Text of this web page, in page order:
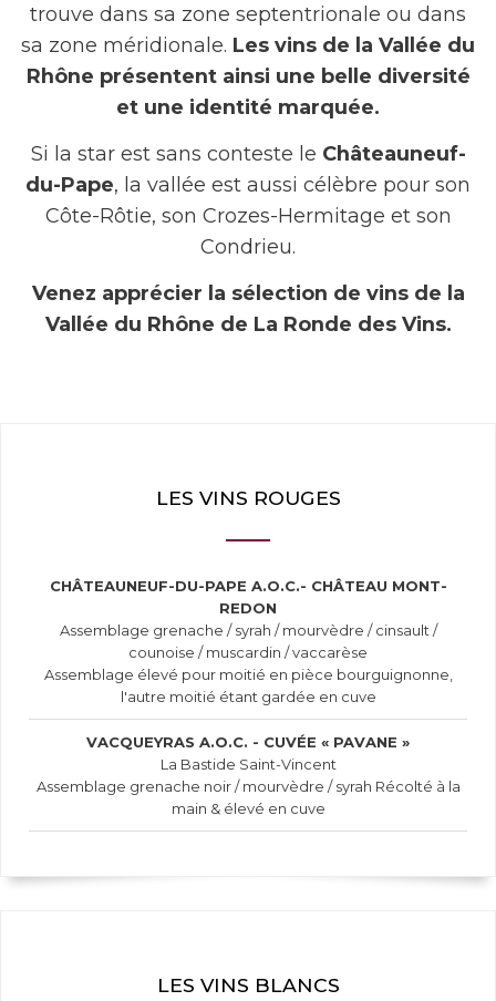
trouve dans sa zone septentrionale ou dans
sa zone méridionale. Les vins de la Vallée du
Rhône présentent ainsi une belle diversité
et une identité marquée.
Si la star est sans conteste le Châteauneuf-
du-Pape, la vallée est aussi célèbre pour son
Côte-Rôtie, son Crozes-Hermitage et son
Condrieu.
Venez apprécier la sélection de vins de la
Vallée du Rhône de La Ronde des Vins.
LES VINS ROUGES
CHÂTEAUNEUF-DU-PAPE A.O.C.- CHÂTEAU MONT-
REDON
Assemblage grenache / syrah / mourvèdre / cinsault /
counoise / muscardin / vaccarèse
Assemblage élevé pour moitié en pièce bourguignonne,
l'autre moitié étant gardée en cuve
VACQUEYRAS A.O.C. - CUVÉE « PAVANE »
La Bastide Saint-Vincent
Assemblage grenache noir / mourvèdre / syrah Récolté à la
main & élevé en cuve
LES VINS BLANCS